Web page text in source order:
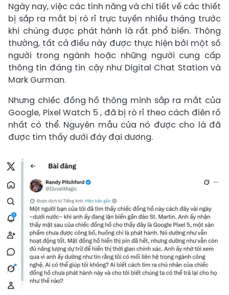
Ngày nay, việc các tính năng và chi tiết về các thiết
bị sắp ra mắt bị rò rỉ trực tuyến nhiều tháng trước
khi chúng được phát hành là rất phổ biến. Thông
thường, tất cả điều này được thực hiện bởi một số
người trong ngành hoặc những người cung cấp
thông tin đáng tin cậy như Digital Chat Station và
Mark Gurman.
Nhưng chiếc đồng hồ thông minh sắp ra mắt của
Google, Pixel Watch 5 , đã bị rò rỉ theo cách điên rồ
nhất có thể. Nguyên mẫu của nó được cho là đã
được tìm thấy dưới đáy đại dương.